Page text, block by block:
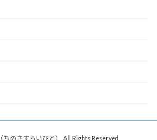
のさすらいびと） All Rights Reserved.